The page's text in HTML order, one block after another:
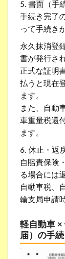
5. 書面（手
手続き完了
って手続き
永久抹消登
書が発行さ
正式な証明
払うと現在
ます。
また、自動
車重量税還
ます。
6. 休止・返
自賠責保険
る場合には
自動車税、
輸支局申請
軽自動車 ×
届）の手